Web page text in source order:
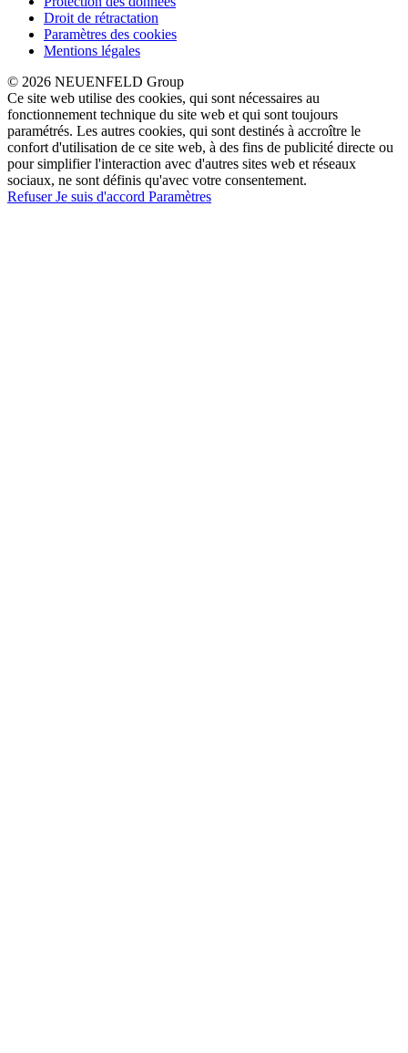
Droit de rétractation
Paramètres des cookies
Mentions légales
© 2026 NEUENFELD Group
Ce site web utilise des cookies, qui sont nécessaires au
fonctionnement technique du site web et qui sont toujours
paramétrés. Les autres cookies, qui sont destinés à accroître le
confort d'utilisation de ce site web, à des fins de publicité directe ou
pour simplifier l'interaction avec d'autres sites web et réseaux
sociaux, ne sont définis qu'avec votre consentement.
RefuserJe suis d'accord Paramètres